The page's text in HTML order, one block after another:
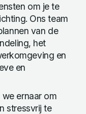
om je te
Ons team
van de
het
en
en
we ernaar om
stressvrij te